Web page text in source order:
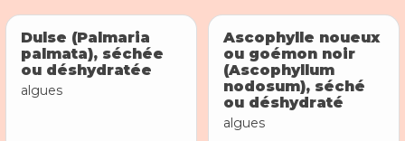
Dulse (Palmaria
palmata), séchée
ou déshydratée
algues
Ascophylle noueux
ou goémon noir
(Ascophyllum
nodosum), séché
ou déshydraté
algues